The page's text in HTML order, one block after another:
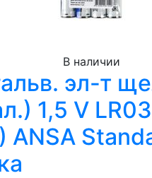
В наличии
эл-т
1,5 V
ANSA